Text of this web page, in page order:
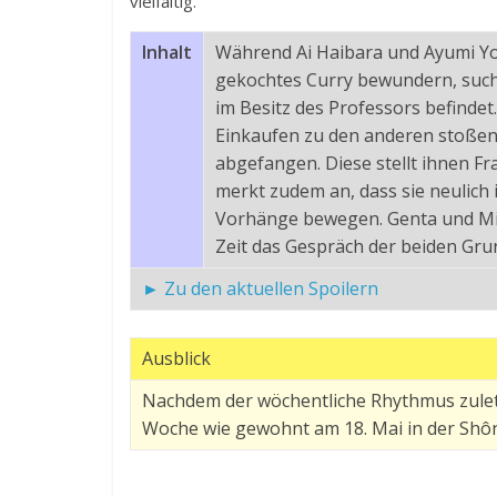
Inhalt
Während Ai Haibara und Ayumi
gekochtes Curry bewundern,
im Besitz des Professors
Einkaufen zu den anderen
abgefangen. Diese stellt ihnen
merkt zudem an, dass sie
Vorhänge bewegen. Genta und
Zeit das Gespräch der beiden
► Zu den aktuellen Spoilern
Ausblick
Nachdem der wöchentliche Rhythmus
Woche wie gewohnt am 18. Mai in der